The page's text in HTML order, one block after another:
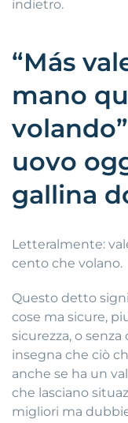
indietro.
“Más
mano
uovo
gallina
Letteralmente:
cento che volano.
Questo detto
cose ma sicure,
sicurezza, o
insegna che ciò
anche se ha un
che lasciano
migliori ma